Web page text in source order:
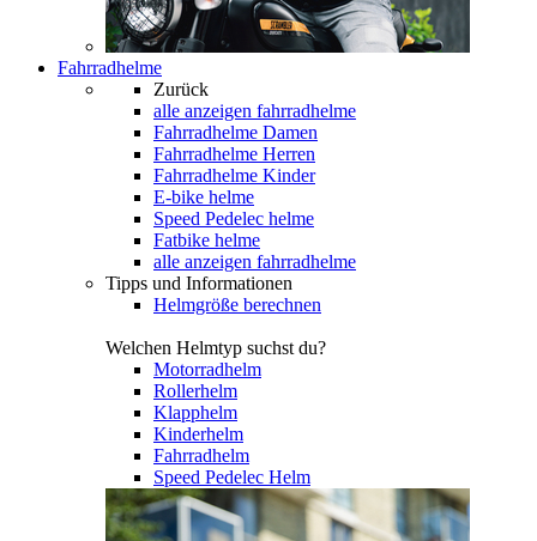
Fahrradhelme
Zurück
alle anzeigen fahrradhelme
Fahrradhelme Damen
Fahrradhelme Herren
Fahrradhelme Kinder
E-bike helme
Speed Pedelec helme
Fatbike helme
alle anzeigen fahrradhelme
Tipps und Informationen
Helmgröße berechnen
Welchen Helmtyp suchst du?
Motorradhelm
Rollerhelm
Klapphelm
Kinderhelm
Fahrradhelm
Speed Pedelec Helm